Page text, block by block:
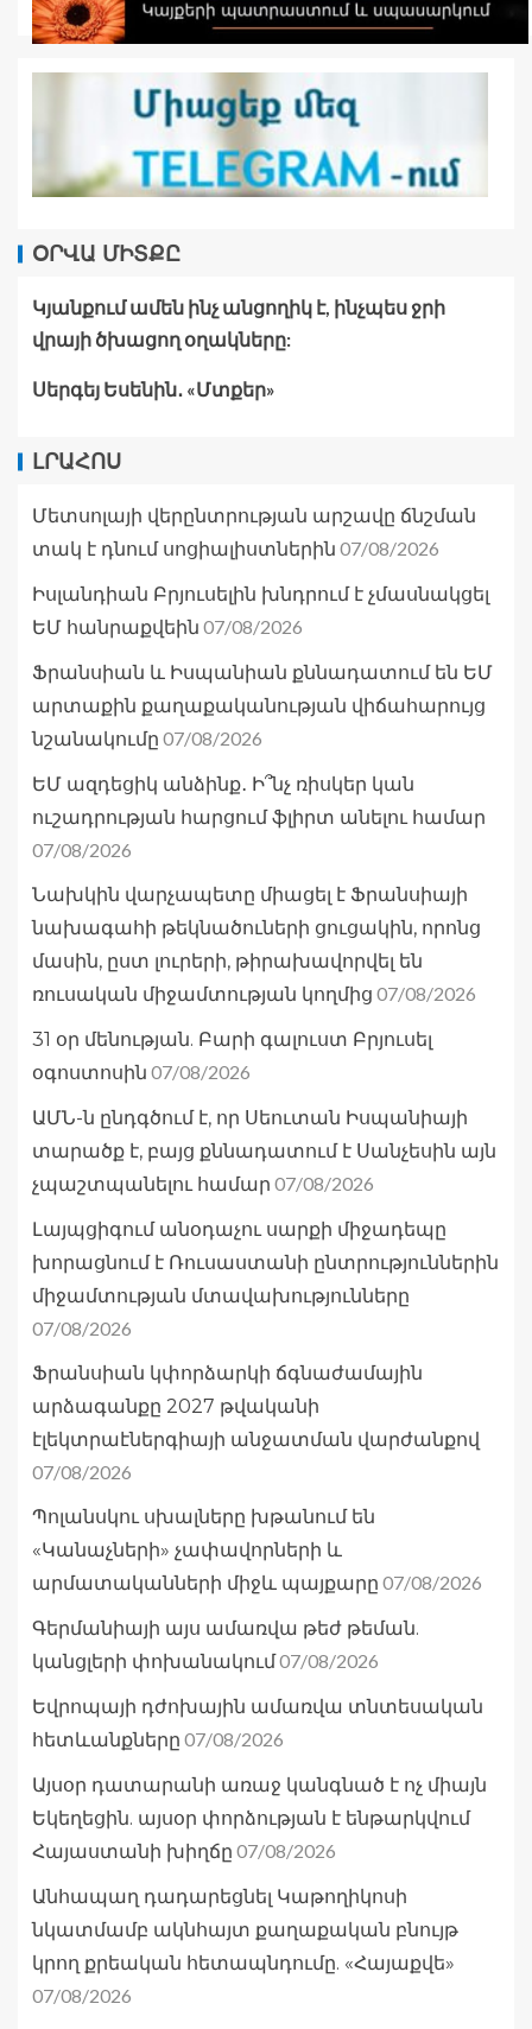
ՕՐՎԱ ՄԻՏՔԸ
Կյանքում ամեն ինչ անցողիկ է, ինչպես ջրի
վրայի ծխացող օղակները:
Սերգեյ Եսենին․ «Մտքեր»
ԼՐԱՀՈՍ
Մետսոլայի վերընտրության արշավը ճնշման
տակ է դնում սոցիալիստներին 07/08/2026
Իսլանդիան Բրյուսելին խնդրում է չմասնակցել
ԵՄ հանրաքվեին 07/08/2026
Ֆրանսիան և Իսպանիան քննադատում են ԵՄ
արտաքին քաղաքականության վիճահարույց
նշանակումը 07/08/2026
ԵՄ ազդեցիկ անձինք․ Ի՞նչ ռիսկեր կան
ուշադրության հարցում ֆլիրտ անելու համար
07/08/2026
Նախկին վարչապետը միացել է Ֆրանսիայի
նախագահի թեկնածուների ցուցակին, որոնց
մասին, ըստ լուրերի, թիրախավորվել են
ռուսական միջամտության կողմից 07/08/2026
31 օր մենության. Բարի գալուստ Բրյուսել
օգոստոսին 07/08/2026
ԱՄՆ-ն ընդգծում է, որ Սեուտան Իսպանիայի
տարածք է, բայց քննադատում է Սանչեսին այն
չպաշտպանելու համար 07/08/2026
Լայպցիգում անօդաչու սարքի միջադեպը
խորացնում է Ռուսաստանի ընտրություններին
միջամտության մտավախությունները
07/08/2026
Ֆրանսիան կփորձարկի ճգնաժամային
արձագանքը 2027 թվականի
էլեկտրաէներգիայի անջատման վարժանքով
07/08/2026
Պոլանսկու սխալները խթանում են
«Կանաչների» չափավորների և
արմատականների միջև պայքարը 07/08/2026
Գերմանիայի այս ամառվա թեժ թեման.
կանցլերի փոխանակում07/08/2026
Եվրոպայի դժոխային ամառվա տնտեսական
հետևանքները 07/08/2026
Այսօր դատարանի առաջ կանգնած է ոչ միայն
Եկեղեցին. այսօր փորձության է ենթարկվում
Հայաստանի խիղճը 07/08/2026
Անհապաղ դադարեցնել Կաթողիկոսի
նկատմամբ ակնհայտ քաղաքական բնույթ
կրող քրեական հետապնդումը. «Հայաքվե»
07/08/2026